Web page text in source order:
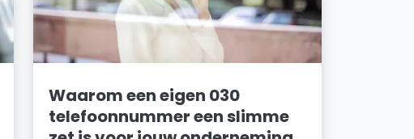
Waarom een eigen 030
telefoonnummer een slimme